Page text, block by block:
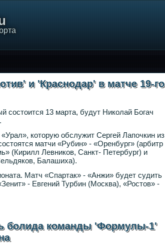
и 'Краснодар' в матче 19-го
состоится 13 марта, будут Николай Богач
которую обслужит Сергей Лапочкин из
матчи «Рубин» - «Оренбург» (арбитр
(Кирилл Левников, Санкт- Петербург) и
Балашиха).
Матч «Спартак» - «Анжи» будет судить
- Евгений Турбин (Москва), «Ростов» -
болида команды 'Формулы-1'